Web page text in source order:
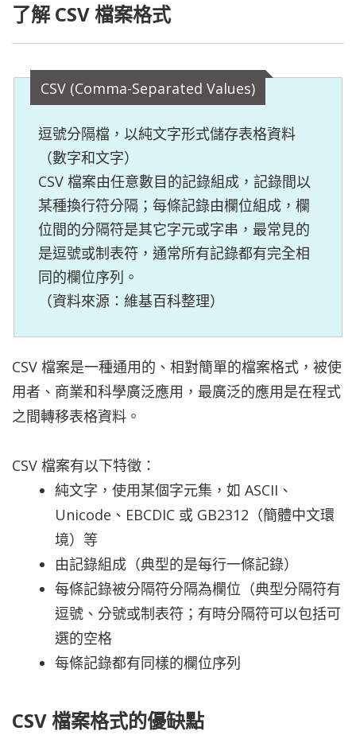
了解 CSV 檔案格式
CSV (Comma-Separated Values)
逗號分隔檔，以純文字形式儲存表格資料
（數字和文字）
CSV 檔案由任意數目的記錄組成，記錄間以
某種換行符分隔；每條記錄由欄位組成，欄
位間的分隔符是其它字元或字串，最常見的
是逗號或制表符，通常所有記錄都有完全相
同的欄位序列。
（資料來源：維基百科整理）
CSV 檔案是一種通用的、相對簡單的檔案格式，被使
用者、商業和科學廣泛應用，最廣泛的應用是在程式
之間轉移表格資料。
CSV 檔案有以下特徵：
純文字，使用某個字元集，如 ASCII、
Unicode、EBCDIC 或 GB2312（簡體中文環
境）等
由記錄組成（典型的是每行一條記錄）
每條記錄被分隔符分隔為欄位（典型分隔符有
逗號、分號或制表符；有時分隔符可以包括可
選的空格
每條記錄都有同樣的欄位序列
CSV 檔案格式的優缺點